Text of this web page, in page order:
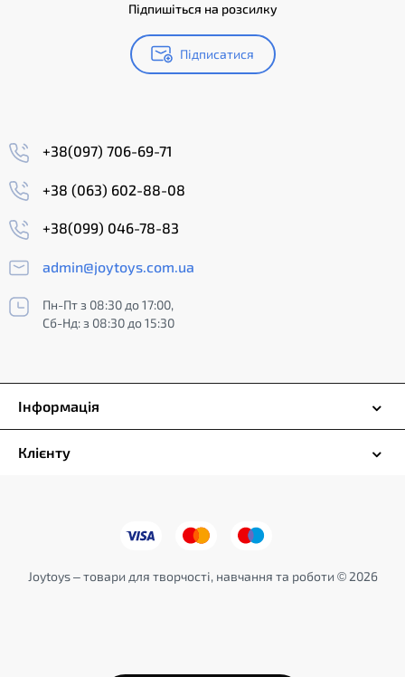
Підпишіться на розсилку
Підписатися
+38(097) 706-69-71
+38 (063) 602-88-08
+38(099) 046-78-83
admin@joytoys.com.ua
Пн-Пт з 08:30 до 17:00,
Сб-Нд: з 08:30 до 15:30
Інформація
Клієнту
Joytoys – товари для творчості, навчання та роботи © 2026